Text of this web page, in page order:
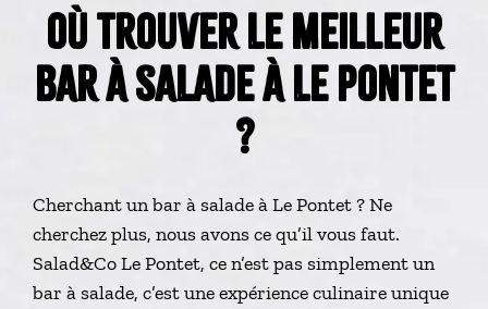
OÙ TROUVER LE MEILLEUR
BAR À SALADE À LE PONTET
?
Cherchant un bar à salade à Le Pontet ? Ne
cherchez plus, nous avons ce qu’il vous faut.
Salad&Co Le Pontet, ce n’est pas simplement un
bar à salade, c’est une expérience culinaire unique